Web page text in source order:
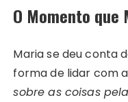
O Momento que
Maria se deu conta
forma de lidar com
sobre as coisas